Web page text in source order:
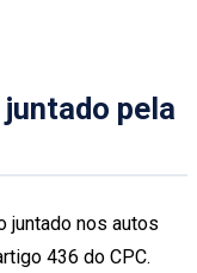
pela
juntado nos autos
436 do CPC.